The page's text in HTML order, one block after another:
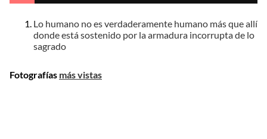
Lo humano no es verdaderamente humano más que allí
donde está sostenido por la armadura incorrupta de lo
sagrado
Fotografías más vistas